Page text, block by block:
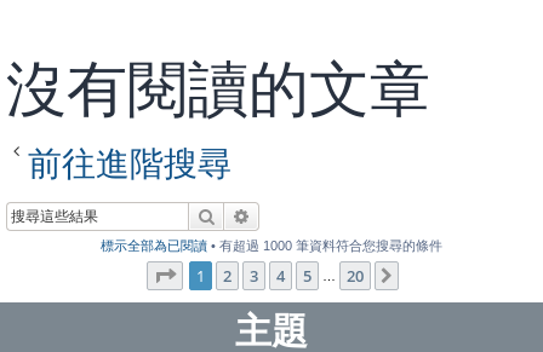
沒有閱讀的文章
前往進階搜尋
搜尋
標示全部為已閱讀 • 有超過 1000 筆資料符合您搜尋的條件
1 頁 (共20 頁)
1 2 3 4 5 20
主題